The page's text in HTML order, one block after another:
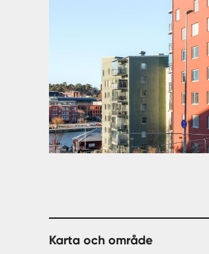
Karta och område